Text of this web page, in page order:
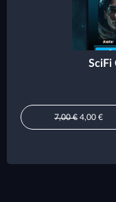
SciFi
7,00 € 4,00 €